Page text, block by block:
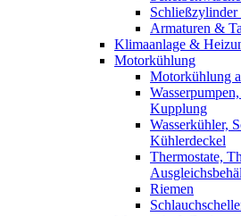
Schließzylinder
Armaturen &
Klimaanlage &
Motorkühlung
Motorkühlung
Kupplung
Wasserkühler,
Kühlerdeckel
Thermostate,
Riemen